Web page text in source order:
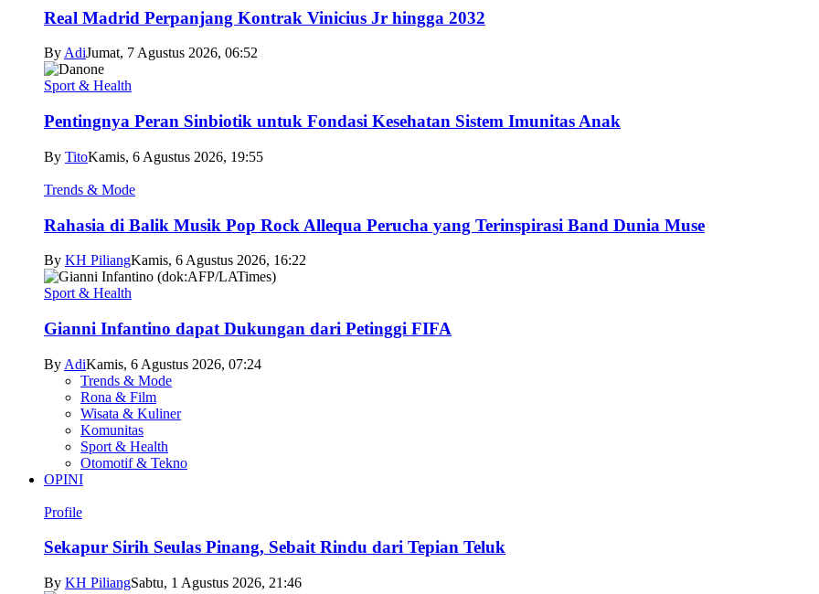
Real Madrid Perpanjang Kontrak Vinicius Jr hingga 2032
ByAdiJumat, 7 Agustus 2026, 06:52
Sport & Health
Pentingnya Peran Sinbiotik untuk Fondasi Kesehatan Sistem Imunitas Anak
By TitoKamis, 6 Agustus 2026, 19:55
Trends & Mode
Rahasia di Balik Musik Pop Rock Allequa Perucha yang Terinspirasi Band Dunia Muse
By KH PiliangKamis, 6 Agustus 2026, 16:22
Sport & Health
Gianni Infantino dapat Dukungan dari Petinggi FIFA
By AdiKamis, 6 Agustus 2026, 07:24
Trends & Mode
Rona & Film
Wisata & Kuliner
Komunitas
Sport & Health
Otomotif & Tekno
OPINI
Profile
Sekapur Sirih Seulas Pinang, Sebait Rindu dari Tepian Teluk
By KH PiliangSabtu, 1 Agustus 2026, 21:46